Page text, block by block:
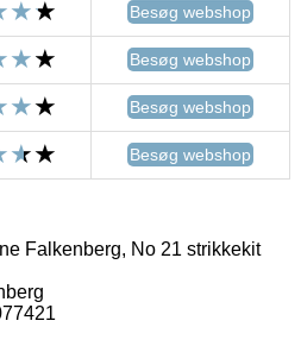
Besøg webshop
Besøg webshop
Besøg webshop
Besøg webshop
Falkenberg, No 21 strikkekit